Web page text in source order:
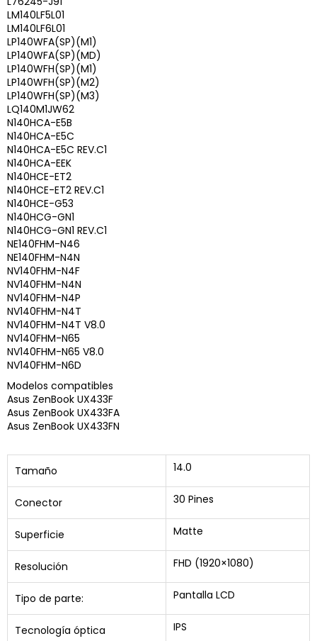
LM140LF5L01
LM140LF6L01
LP140WFA(SP)(M1)
LP140WFA(SP)(MD)
LP140WFH(SP)(M1)
LP140WFH(SP)(M2)
LP140WFH(SP)(M3)
LQ140M1JW62
N140HCA-E5B
N140HCA-E5C
N140HCA-E5C REV.C1
N140HCA-EEK
N140HCE-ET2
N140HCE-ET2 REV.C1
N140HCE-G53
N140HCG-GN1
N140HCG-GN1 REV.C1
NE140FHM-N46
NE140FHM-N4N
NV140FHM-N4F
NV140FHM-N4N
NV140FHM-N4P
NV140FHM-N4T
NV140FHM-N4T V8.0
NV140FHM-N65
NV140FHM-N65 V8.0
NV140FHM-N6D
Modelos compatibles
Asus ZenBook UX433F
Asus ZenBook UX433FA
Asus ZenBook UX433FN
Tamaño 14.0
Conector 30 Pines
Superficie Matte
Resolución FHD (1920×1080)
Tipo de parte: Pantalla LCD
Tecnología óptica IPS